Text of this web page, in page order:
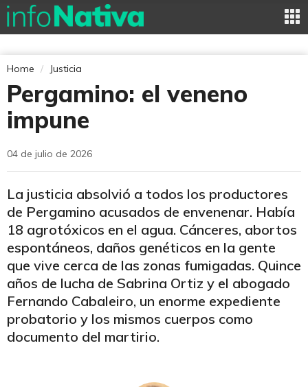
Home Justicia
Pergamino: el veneno
impune
04 de julio de 2026
La justicia absolvió a todos los productores
de Pergamino acusados de envenenar. Había
18 agrotóxicos en el agua. Cánceres, abortos
espontáneos, daños genéticos en la gente
que vive cerca de las zonas fumigadas. Quince
años de lucha de Sabrina Ortiz y el abogado
Fernando Cabaleiro, un enorme expediente
probatorio y los mismos cuerpos como
documento del martirio.